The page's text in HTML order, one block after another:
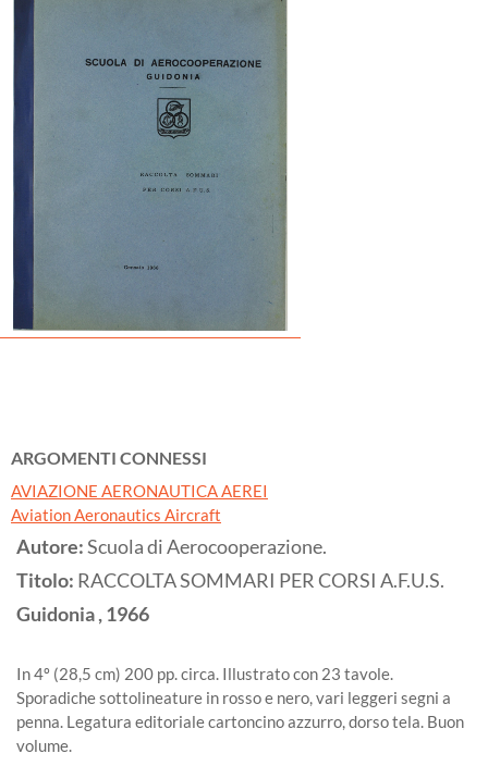
ARGOMENTI CONNESSI
AVIAZIONE AERONAUTICA AEREI
Aviation Aeronautics Aircraft
Autore:Scuola di Aerocooperazione.
Titolo: RACCOLTA SOMMARI PER CORSI A.F.U.S.
Guidonia,1966
In 4º (28,5 cm) 200 pp. circa. Illustrato con 23 tavole.
Sporadiche sottolineature in rosso e nero, vari leggeri segni a
penna. Legatura editoriale cartoncino azzurro, dorso tela. Buon
volume.